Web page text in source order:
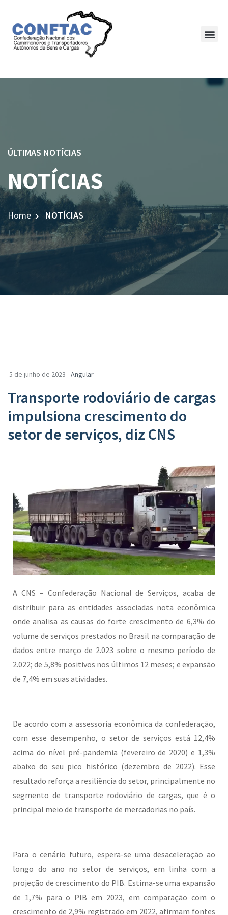
ÚLTIMAS NOTÍCIAS
NOTÍCIAS
Home NOTÍCIAS
5 de junho de 2023 -Angular
Transporte rodoviário de cargas
impulsiona crescimento do
setor de serviços, diz CNS
A CNS – Confederação Nacional de Serviços, acaba de
distribuir para as entidades associadas nota econômica
onde analisa as causas do forte crescimento de 6,3% do
volume de serviços prestados no Brasil na comparação de
dados entre março de 2.023 sobre o mesmo período de
2.022; de 5,8% positivos nos últimos 12 meses; e expansão
de 7,4% em suas atividades.
De acordo com a assessoria econômica da confederação,
com esse desempenho, o setor de serviços está 12,4%
acima do nível pré-pandemia (fevereiro de 2020) e 1,3%
abaixo do seu pico histórico (dezembro de 2022). Esse
resultado reforça a resiliência do setor, principalmente no
segmento de transporte rodoviário de cargas, que é o
principal meio de transporte de mercadorias no país.
Para o cenário futuro, espera-se uma desaceleração ao
longo do ano no setor de serviços, em linha com a
projeção de crescimento do PIB. Estima-se uma expansão
de 1,7% para o PIB em 2023, em comparação com o
crescimento de 2,9% registrado em 2022, afirmam fontes